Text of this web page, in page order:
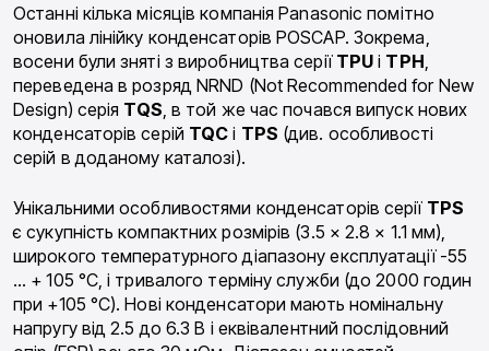
Останні кілька місяців компанія Panasonic помітно
оновила лінійку конденсаторів POSCAP. Зокрема,
восени були зняті з виробництва серії TPU і TPH
переведена в розряд NRND (Not Recommended for New
Design) серія TQS , в той же час почався випуск нових
конденсаторів серій TQC і TPS (див. особливості
серій в доданому каталозі).
Унікальними особливостями конденсаторів серії TPS
є сукупність компактних розмірів (3.5 × 2.8 × 1.1 мм),
широкого температурного діапазону експлуатації -55
… + 105 °C, і тривалого терміну служби (до 2000 годин
при +105 °C). Нові конденсатори мають номінальну
напругу від 2.5 до 6.3 В і еквівалентний послідовний